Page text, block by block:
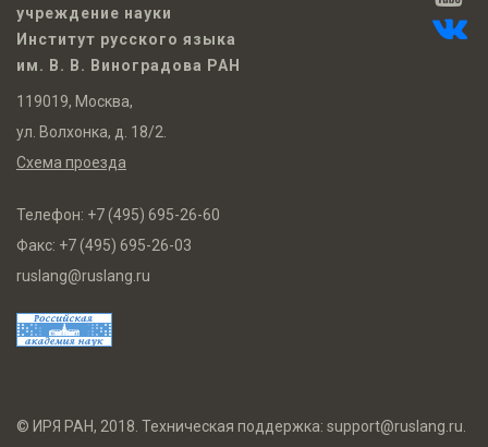
учреждение науки
Институт русского языка
им. В. В. Виноградова РАН
119019, Москва,
ул. Волхонка, д. 18/2.
Схема проезда
Телефон: +7 (495) 695-26-60
Факс: +7 (495) 695-26-03
ruslang@ruslang.ru
© ИРЯ РАН, 2018. Техническая поддержка: support@ruslang.ru